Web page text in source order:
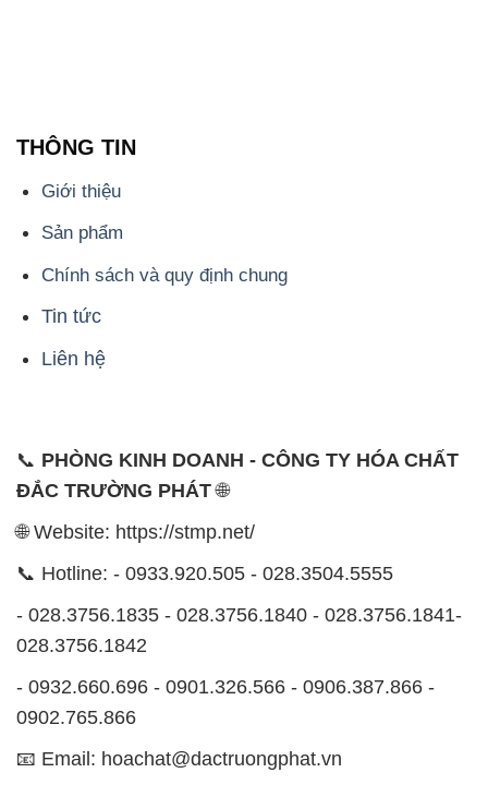
THÔNG TIN
Giới thiệu
Sản phẩm
Chính sách và quy định chung
Tin tức
Liên hệ
📞 PHÒNG KINH DOANH - CÔNG TY HÓA CHẤT
ĐẮC TRƯỜNG PHÁT🌐
🌐 Website: https://stmp.net/
📞 Hotline: - 0933.920.505 - 028.3504.5555
- 028.3756.1835 - 028.3756.1840 - 028.3756.1841-
028.3756.1842
- 0932.660.696 - 0901.326.566 - 0906.387.866 -
0902.765.866
📧 Email: hoachat@dactruongphat.vn